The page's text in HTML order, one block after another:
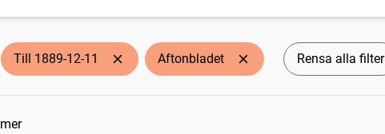
Till 1889-12-11 Aftonbladet Rensa alla filter